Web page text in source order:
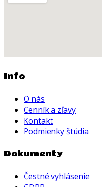
Info
O nás
Cenník a zľavy
Kontakt
Podmienky štúdia
Dokumenty
Čestné vyhlásenie